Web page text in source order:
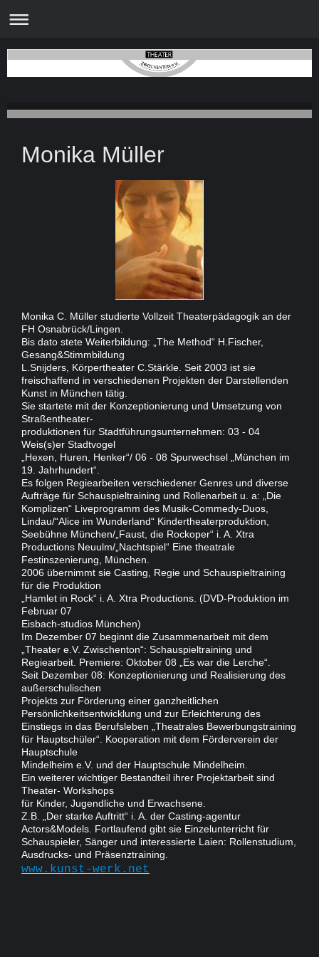
Monika Müller
Monika C. Müller studierte Vollzeit Theaterpädagogik an der
FH Osnabrück/Lingen.
Bis dato stete Weiterbildung: „The Method“ H.Fischer,
Gesang&Stimmbildung
L.Snijders, Körpertheater C.Stärkle. Seit 2003 ist sie
freischaffend in verschiedenen Projekten der Darstellenden
Kunst in München tätig.
Sie startete mit der Konzeptionierung und Umsetzung von
Straßentheater-
produktionen für Stadtführungsunternehmen: 03 - 04
Weis(s)er Stadtvogel
„Hexen, Huren, Henker“/ 06 - 08 Spurwechsel „München im
19. Jahrhundert“.
Es folgen Regiearbeiten verschiedener Genres und diverse
Aufträge für Schauspieltraining und Rollenarbeit u. a: „Die
Komplizen“ Liveprogramm des Musik-Commedy-Duos,
Lindau/“Alice im Wunderland“ Kindertheaterproduktion,
Seebühne München/„Faust, die Rockoper“ i. A. Xtra
Productions Neuulm/„Nachtspiel“ Eine theatrale
Festinszenierung, München.
2006 übernimmt sie Casting, Regie und Schauspieltraining
für die Produktion
„Hamlet in Rock“ i. A. Xtra Productions. (DVD-Produktion im
Februar 07
Eisbach-studios München)
Im Dezember 07 beginnt die Zusammenarbeit mit dem
„Theater e.V. Zwischenton“: Schauspieltraining und
Regiearbeit. Premiere: Oktober 08 „Es war die Lerche“.
Seit Dezember 08: Konzeptionierung und Realisierung des
außerschulischen
Projekts zur Förderung einer ganzheitlichen
Persönlichkeitsentwicklung und zur Erleichterung des
Einstiegs in das Berufsleben „Theatrales Bewerbungstraining
für Hauptschüler“. Kooperation mit dem Förderverein der
Hauptschule
Mindelheim e.V. und der Hauptschule Mindelheim.
Ein weiterer wichtiger Bestandteil ihrer Projektarbeit sind
Theater- Workshops
für Kinder, Jugendliche und Erwachsene.
Z.B. „Der starke Auftritt“ i. A. der Casting-agentur
Actors&Models. Fortlaufend gibt sie Einzelunterricht für
Schauspieler, Sänger und interessierte Laien: Rollenstudium,
Ausdrucks- und Präsenztraining.
www.kunst-werk.net